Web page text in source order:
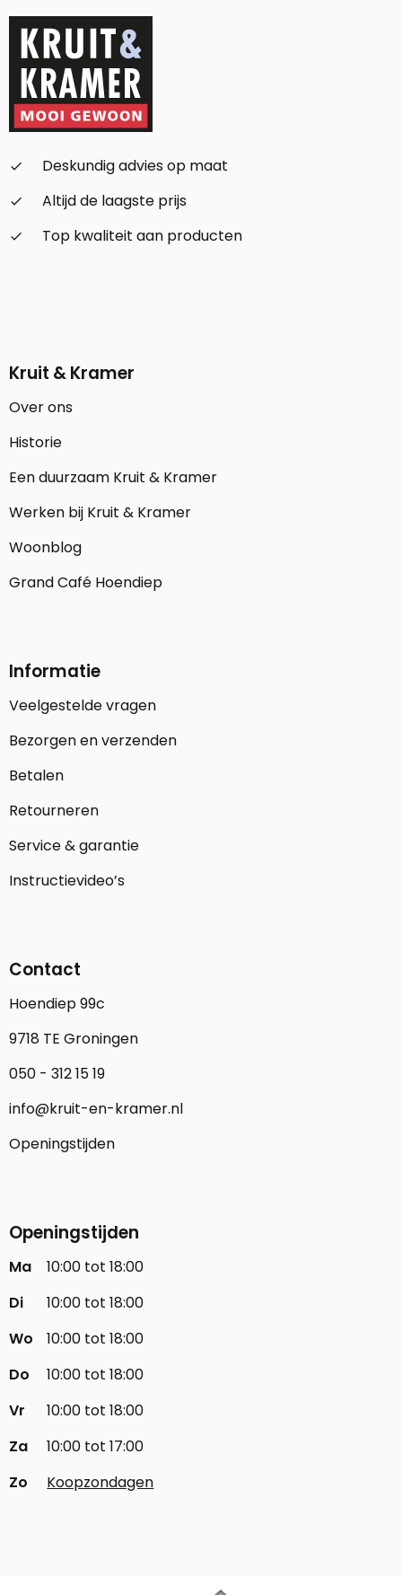
check_small
Deskundig advies op maat
check_small
Altijd de laagste prijs
check_small
Top kwaliteit aan producten
Kruit & Kramer
Over ons
Historie
Een duurzaam Kruit & Kramer
Werken bij Kruit & Kramer
Woonblog
Grand Café Hoendiep
Informatie
Veelgestelde vragen
Bezorgen en verzenden
Betalen
Retourneren
Service & garantie
Instructievideo’s
Contact
Hoendiep 99c
9718 TE Groningen
050 - 312 15 19
info@kruit-en-kramer.nl
Openingstijden
Openingstijden
Ma
10:00 tot 18:00
Di
10:00 tot 18:00
Wo
10:00 tot 18:00
Do
10:00 tot 18:00
Vr
10:00 tot 18:00
Za
10:00 tot 17:00
Zo
Koopzondagen